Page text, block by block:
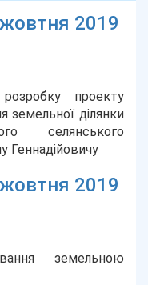
жовтня 2019
проекту
ділянки
селянського
Геннадійовичу
жовтня 2019
земельною